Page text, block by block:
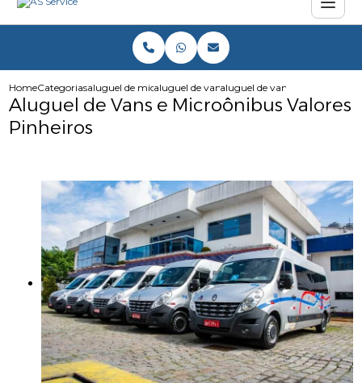
HomeCategoriasaluguel de micro onibusaluguel de vans e microonibus
aluguel de vans e
Aluguel de Vans e Microônibus Valores
Pinheiros